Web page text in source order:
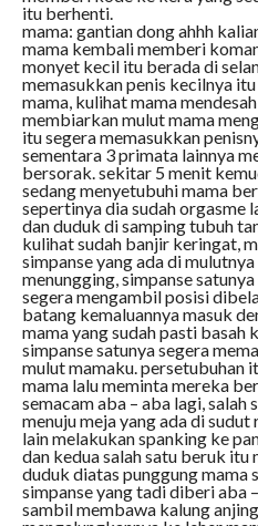
itu berhenti.
mama: gantian dong ahhh
mama kembali memberi
monyet kecil itu berada di
memasukkan penis kecilnya
mama, kulihat mama
membiarkan mulut mama
itu segera memasukkan
sementara 3 primata lainnya
bersorak. sekitar 5 menit
sedang menyetubuhi mama
sepertinya dia sudah orgasme
dan duduk di samping tubuh
kulihat sudah banjir keringat,
simpanse yang ada di
menungging, simpanse
segera mengambil posisi
batang kemaluannya masuk
mama yang sudah pasti
simpanse satunya segera
mulut mamaku. persetubuhan
mama lalu meminta mereka
semacam aba – aba lagi, salah
menuju meja yang ada di sudut
lain melakukan spanking ke
dan kedua salah satu beruk itu
duduk diatas punggung mama
simpanse yang tadi diberi aba
sambil membawa kalung